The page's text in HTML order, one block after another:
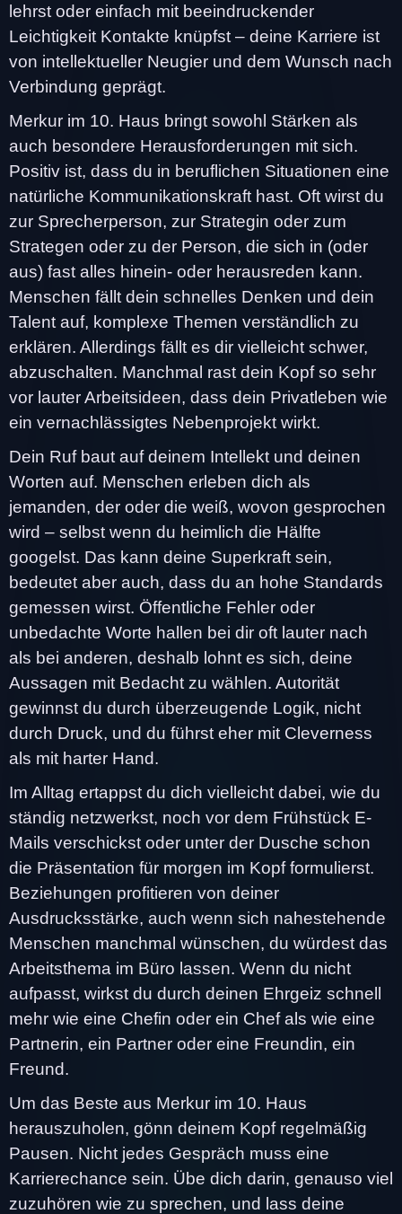
lehrst oder einfach mit beeindruckender
Leichtigkeit Kontakte knüpfst – deine Karriere ist
von intellektueller Neugier und dem Wunsch nach
Verbindung geprägt.
Merkur im 10. Haus bringt sowohl Stärken als
auch besondere Herausforderungen mit sich.
Positiv ist, dass du in beruflichen Situationen eine
natürliche Kommunikationskraft hast. Oft wirst du
zur Sprecherperson, zur Strategin oder zum
Strategen oder zu der Person, die sich in (oder
aus) fast alles hinein- oder herausreden kann.
Menschen fällt dein schnelles Denken und dein
Talent auf, komplexe Themen verständlich zu
erklären. Allerdings fällt es dir vielleicht schwer,
abzuschalten. Manchmal rast dein Kopf so sehr
vor lauter Arbeitsideen, dass dein Privatleben wie
ein vernachlässigtes Nebenprojekt wirkt.
Dein Ruf baut auf deinem Intellekt und deinen
Worten auf. Menschen erleben dich als
jemanden, der oder die weiß, wovon gesprochen
wird – selbst wenn du heimlich die Hälfte
googelst. Das kann deine Superkraft sein,
bedeutet aber auch, dass du an hohe Standards
gemessen wirst. Öffentliche Fehler oder
unbedachte Worte hallen bei dir oft lauter nach
als bei anderen, deshalb lohnt es sich, deine
Aussagen mit Bedacht zu wählen. Autorität
gewinnst du durch überzeugende Logik, nicht
durch Druck, und du führst eher mit Cleverness
als mit harter Hand.
Im Alltag ertappst du dich vielleicht dabei, wie du
ständig netzwerkst, noch vor dem Frühstück E-
Mails verschickst oder unter der Dusche schon
die Präsentation für morgen im Kopf formulierst.
Beziehungen profitieren von deiner
Ausdrucksstärke, auch wenn sich nahestehende
Menschen manchmal wünschen, du würdest das
Arbeitsthema im Büro lassen. Wenn du nicht
aufpasst, wirkst du durch deinen Ehrgeiz schnell
mehr wie eine Chefin oder ein Chef als wie eine
Partnerin, ein Partner oder eine Freundin, ein
Freund.
Um das Beste aus Merkur im 10. Haus
herauszuholen, gönn deinem Kopf regelmäßig
Pausen. Nicht jedes Gespräch muss eine
Karrierechance sein. Übe dich darin, genauso viel
zuzuhören wie zu sprechen, und lass deine